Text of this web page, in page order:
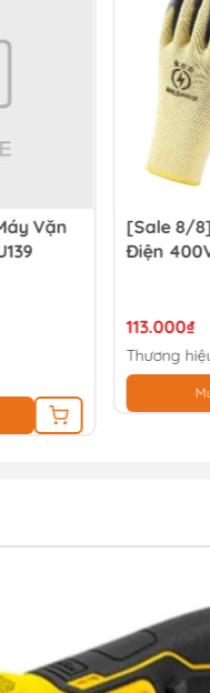
Vặn
[Sale 8/
Điện
113.000₫
Thương